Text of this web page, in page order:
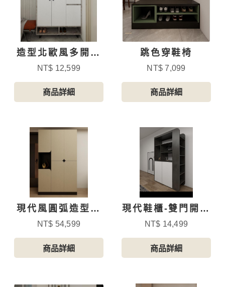
造型北歐風多開門
鞋櫃
NT$ 12,599
商品詳細
跳色穿鞋椅
NT$ 7,099
商品詳細
現代風圓弧造型六
門鞋櫃
NT$ 54,599
商品詳細
現代鞋櫃-雙門開放
隔間
NT$ 14,499
商品詳細